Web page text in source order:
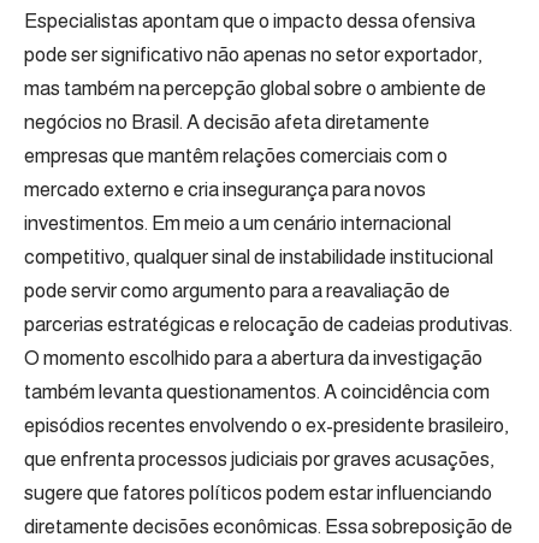
Especialistas apontam que o impacto dessa ofensiva
pode ser significativo não apenas no setor exportador,
mas também na percepção global sobre o ambiente de
negócios no Brasil. A decisão afeta diretamente
empresas que mantêm relações comerciais com o
mercado externo e cria insegurança para novos
investimentos. Em meio a um cenário internacional
competitivo, qualquer sinal de instabilidade institucional
pode servir como argumento para a reavaliação de
parcerias estratégicas e relocação de cadeias produtivas.
O momento escolhido para a abertura da investigação
também levanta questionamentos. A coincidência com
episódios recentes envolvendo o ex-presidente brasileiro,
que enfrenta processos judiciais por graves acusações,
sugere que fatores políticos podem estar influenciando
diretamente decisões econômicas. Essa sobreposição de